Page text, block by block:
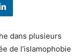
dans plusieurs
de l’islamophobie